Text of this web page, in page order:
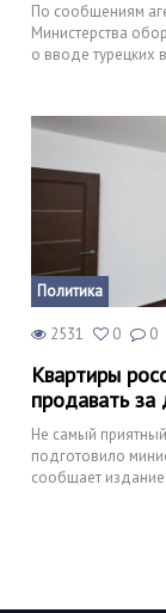
По сообщениям
Министерства
о вводе турецких
Политика
2531 0 0
Квартиры
продавать за
Не самый
подготовило
сообщает издание